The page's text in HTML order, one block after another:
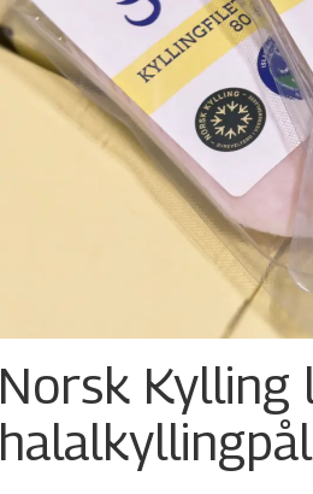
Norsk Kylling